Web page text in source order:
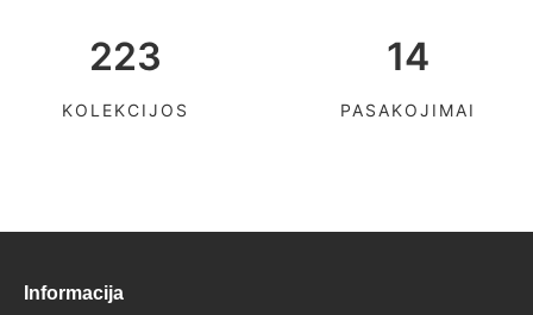
223
KOLEKCIJOS
14
PASAKOJIMAI
Informacija